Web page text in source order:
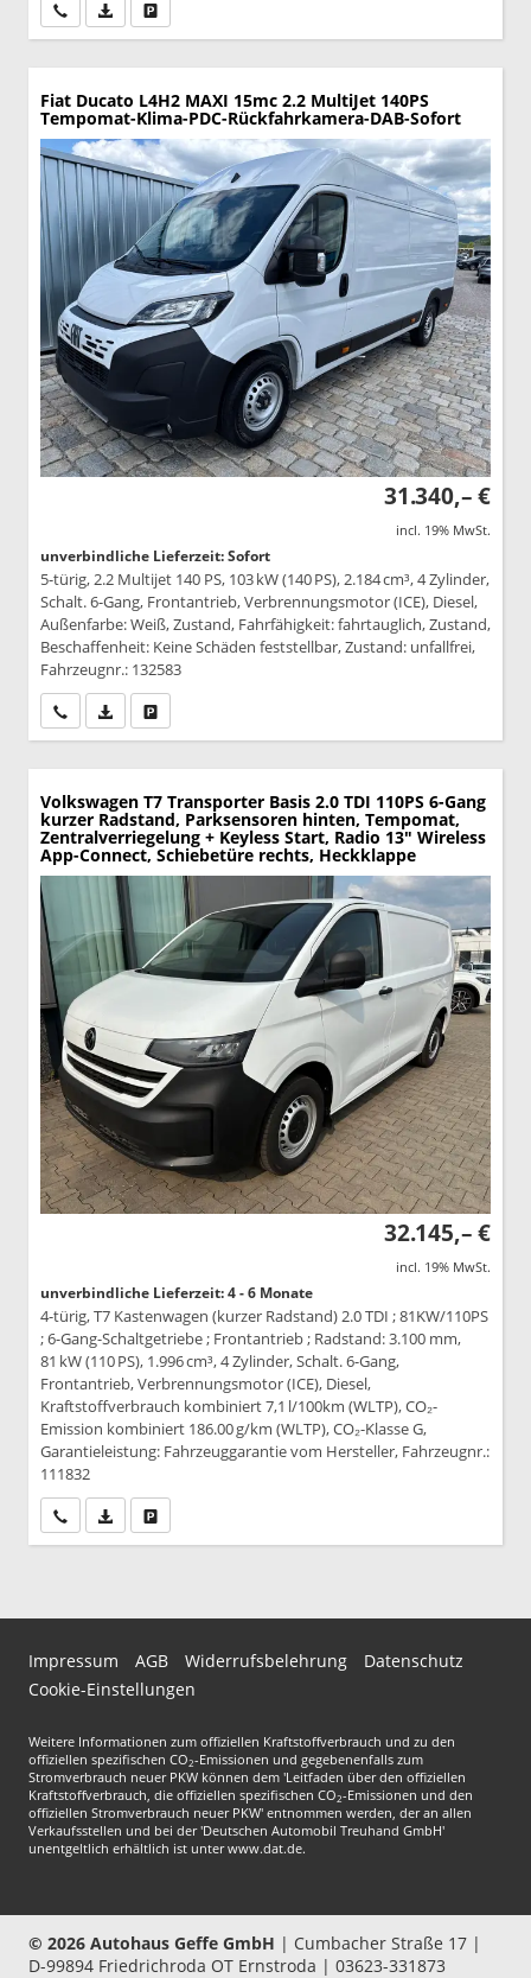
Wir rufen Sie anPDF-Datei, Fahrzeugexposé drucken
Fiat Ducato L4H2 MAXI 15mc 2.2 MultiJet 140PS
Tempomat-Klima-PDC-Rückfahrkamera-DAB-Sofort
31.340,– €
incl. 19% MwSt.
unverbindliche Lieferzeit: Sofort
5-türig, 2.2 Multijet 140 PS, 103 kW (140 PS), 2.184 cm³, 4 Zylinder,
Schalt. 6-Gang, Frontantrieb, Verbrennungsmotor (ICE), Diesel,
Außenfarbe: Weiß, Zustand, Fahrfähigkeit: fahrtauglich, Zustand,
Beschaffenheit: Keine Schäden feststellbar, Zustand: unfallfrei,
Fahrzeugnr.: 132583
Wir rufen Sie anPDF-Datei, Fahrzeugexposé drucken
Volkswagen T7 Transporter Basis 2.0 TDI 110PS 6-Gang
kurzer Radstand, Parksensoren hinten, Tempomat,
Zentralverriegelung + Keyless Start, Radio 13" Wireless
App-Connect, Schiebetüre rechts, Heckklappe
32.145,– €
incl. 19% MwSt.
unverbindliche Lieferzeit: 4 - 6 Monate
4-türig, T7 Kastenwagen (kurzer Radstand) 2.0 TDI ; 81KW/110PS
; 6-Gang-Schaltgetriebe ; Frontantrieb ; Radstand: 3.100 mm,
81 kW (110 PS), 1.996 cm³, 4 Zylinder, Schalt. 6-Gang,
Frontantrieb, Verbrennungsmotor (ICE), Diesel,
Kraftstoffverbrauch kombiniert 7,1 l/100km (WLTP), CO₂-
Emission kombiniert 186.00 g/km (WLTP), CO₂-Klasse G,
Garantieleistung: Fahrzeuggarantie vom Hersteller, Fahrzeugnr.:
111832
Wir rufen Sie anPDF-Datei, Fahrzeugexposé drucken
Impressum AGB Widerrufsbelehrung
Datenschutz
Cookie-Einstellungen
Weitere Informationen zum offiziellen Kraftstoffverbrauch und zu den
offiziellen spezifischen CO2-Emissionen und gegebenenfalls zum
Stromverbrauch neuer PKW können dem 'Leitfaden über den offiziellen
Kraftstoffverbrauch, die offiziellen spezifischen CO2-Emissionen und den
offiziellen Stromverbrauch neuer PKW' entnommen werden, der an allen
Verkaufsstellen und bei der 'Deutschen Automobil Treuhand GmbH'
unentgeltlich erhältlich ist unter www.dat.de.
© 2026 Autohaus Geffe GmbH | Cumbacher Straße 17 |
D-99894 Friedrichroda OT Ernstroda | 03623-331873